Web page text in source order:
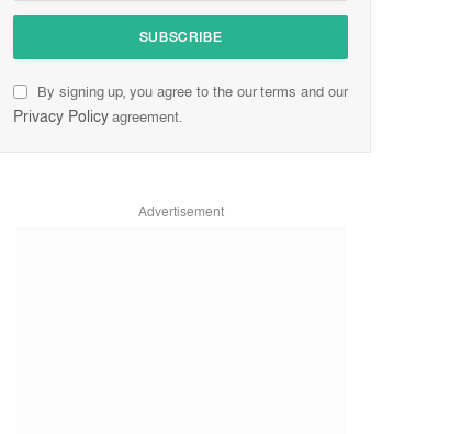
By signing up, you agree to the our terms and our
Privacy Policyagreement.
Advertisement